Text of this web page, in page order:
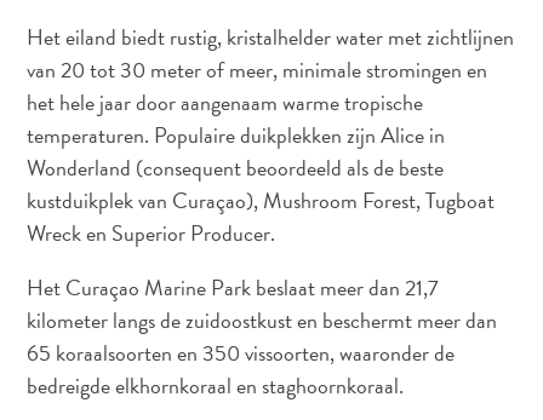
verblijven
Het eiland biedt rustig, kristalhelder water met zichtlijnen
van 20 tot 30 meter of meer, minimale stromingen en
het hele jaar door aangenaam warme tropische
temperaturen. Populaire duikplekken zijn Alice in
Wonderland (consequent beoordeeld als de beste
kustduikplek van Curaçao), Mushroom Forest, Tugboat
Wreck en Superior Producer.
Het Curaçao Marine Park beslaat meer dan 21,7
kilometer langs de zuidoostkust en beschermt meer dan
65 koraalsoorten en 350 vissoorten, waaronder de
bedreigde elkhornkoraal en staghoornkoraal.